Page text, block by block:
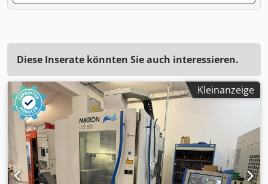
Diese Inserate könnten Sie auch interessieren.
Kleinanzeige